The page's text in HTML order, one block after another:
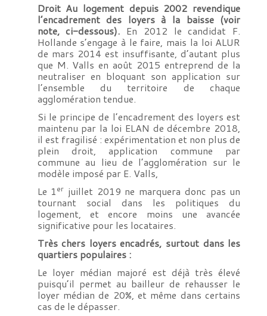
Droit Au logement depuis 2002 revendique
l’encadrement des loyers à la baisse (voir
note, ci-dessous). En 2012 le candidat F.
Hollande s’engage à le faire, mais la loi ALUR
de mars 2014 est insuffisante, d’autant plus
que M. Valls en août 2015 entreprend de la
neutraliser en bloquant son application sur
l’ensemble du territoire de chaque
agglomération tendue.
Si le principe de l’encadrement des loyers est
maintenu par la loi ELAN de décembre 2018,
il est fragilisé : expérimentation et non plus de
plein droit, application commune par
commune au lieu de l’agglomération sur le
modèle imposé par E. Valls,
Le 1er juillet 2019 ne marquera donc pas un
tournant social dans les politiques du
logement, et encore moins une avancée
significative pour les locataires.
Très chers loyers encadrés, surtout dans les
quartiers populaires :
Le loyer médian majoré est déjà très élevé
puisqu’il permet au bailleur de rehausser le
loyer médian de 20%, et même dans certains
cas de le dépasser.